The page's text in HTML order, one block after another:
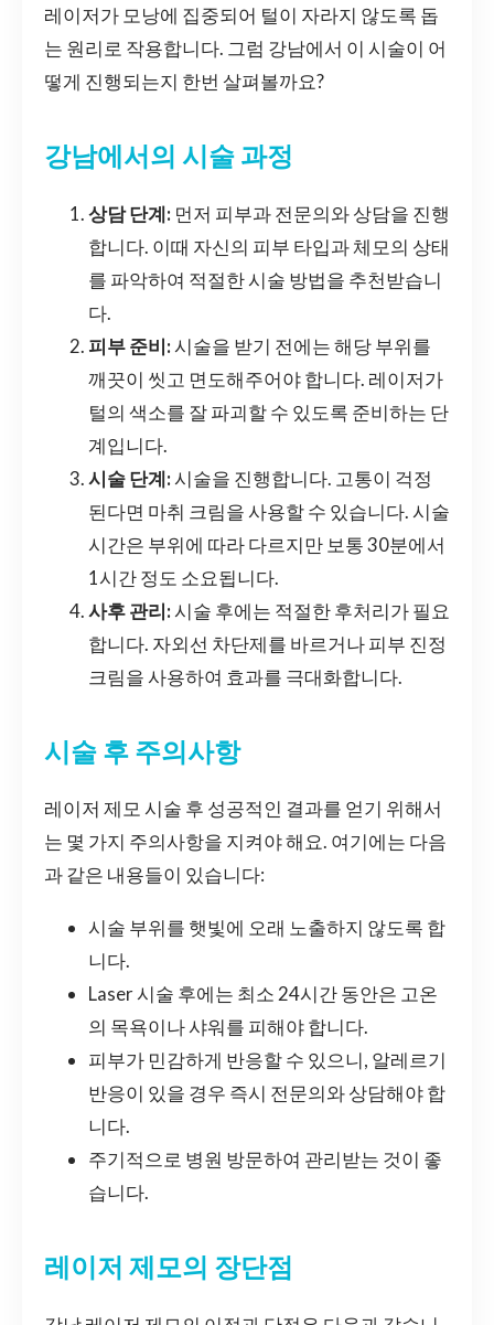
레이저가 모낭에 집중되어 털이 자라지 않도록 돕
는 원리로 작용합니다. 그럼 강남에서 이 시술이 어
떻게 진행되는지 한번 살펴볼까요?
강남에서의 시술 과정
상담 단계: 먼저 피부과 전문의와 상담을 진행
합니다. 이때 자신의 피부 타입과 체모의 상태
를 파악하여 적절한 시술 방법을 추천받습니
다.
피부 준비:시술을 받기 전에는 해당 부위를
깨끗이 씻고 면도해주어야 합니다. 레이저가
털의 색소를 잘 파괴할 수 있도록 준비하는 단
계입니다.
시술 단계:시술을 진행합니다. 고통이 걱정
된다면 마취 크림을 사용할 수 있습니다. 시술
시간은 부위에 따라 다르지만 보통 30분에서
1시간 정도 소요됩니다.
사후 관리:시술 후에는 적절한 후처리가 필요
합니다. 자외선 차단제를 바르거나 피부 진정
크림을 사용하여 효과를 극대화합니다.
시술 후 주의사항
레이저 제모 시술 후 성공적인 결과를 얻기 위해서
는 몇 가지 주의사항을 지켜야 해요. 여기에는 다음
과 같은 내용들이 있습니다:
시술 부위를 햇빛에 오래 노출하지 않도록 합
니다.
Laser 시술 후에는 최소 24시간 동안은 고온
의 목욕이나 샤워를 피해야 합니다.
피부가 민감하게 반응할 수 있으니, 알레르기
반응이 있을 경우 즉시 전문의와 상담해야 합
니다.
주기적으로 병원 방문하여 관리받는 것이 좋
습니다.
레이저 제모의 장단점